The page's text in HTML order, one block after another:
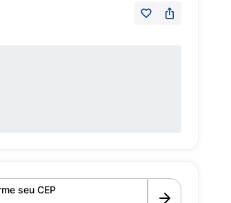
seu CEP